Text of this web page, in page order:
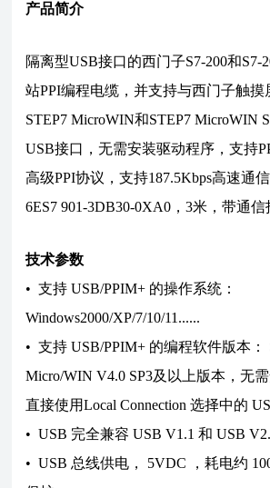
产品简介
隔离型USB接口的西门子S7-200和S7-
站PPI编程电缆，并支持与西门子触摸
STEP7 MicroWIN和STEP7 MicroWIN
USB接口，无需安装驱动程序，支持
高级PPI协议，支持187.5Kbps高速通
6ES7 901-3DB30-0XA0，3米，带通信
技术参数
• 支持 USB/PPIM+ 的操作系统：
Windows2000/XP/7/10/11......
• 支持 USB/PPIM+ 的编程软件版本：
Micro/WIN V4.0 SP3及以上版本，无
直接使用Local Connection 选择中的
• USB 完全兼容 USB V1.1 和 USB
• USB 总线供电， 5VDC ，耗电约